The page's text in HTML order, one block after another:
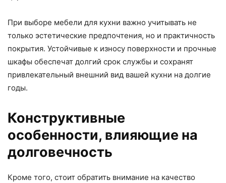
При выборе мебели для кухни важно учитывать не
только эстетические предпочтения, но и практичность
покрытия. Устойчивые к износу поверхности и прочные
шкафы обеспечат долгий срок службы и сохранят
привлекательный внешний вид вашей кухни на долгие
годы.
Конструктивные
особенности, влияющие на
долговечность
Кроме того, стоит обратить внимание на качество